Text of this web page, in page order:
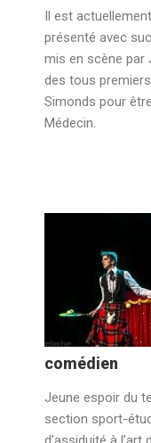
Il est
présenté avec
mis en scène par
des tous
Simonds pour
Médecin.
comédien
Jeune espoir du
section sport-